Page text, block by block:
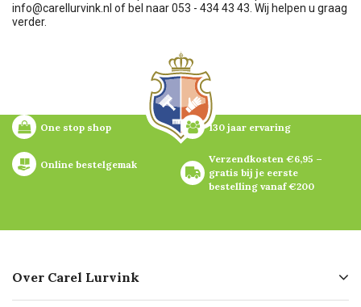
info@carellurvink.nl of bel naar 053 - 434 43 43. Wij helpen u graag
verder.
One stop shop 130 jaar ervaring
Online bestelgemak
Verzendkosten €6,95 –
gratis bij je eerste
bestelling vanaf €200
Over Carel Lurvink